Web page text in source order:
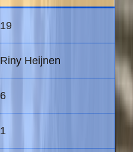
19
Riny Heijnen
6
1